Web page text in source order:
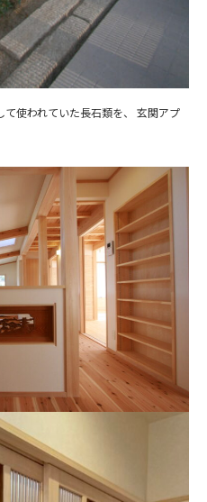
使われていた長石類を、 玄関アプ